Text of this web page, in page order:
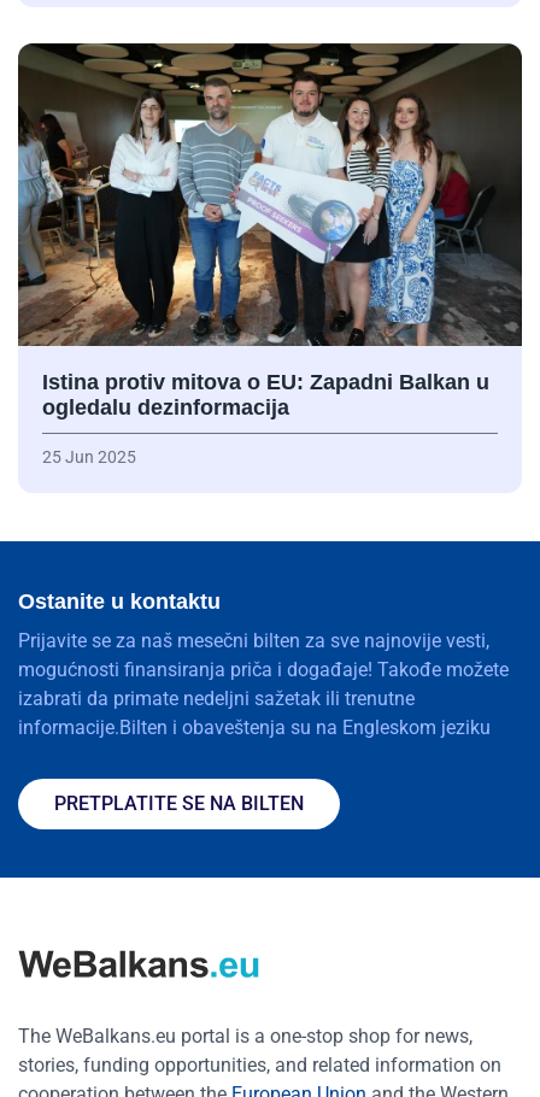
Istina protiv mitova o EU: Zapadni Balkan u
ogledalu dezinformacija
25 Jun 2025
Ostanite u kontaktu
Prijavite se za naš mesečni bilten za sve najnovije vesti,
mogućnosti finansiranja priča i događaje! Takođe možete
izabrati da primate nedeljni sažetak ili trenutne
informacije.Bilten i obaveštenja su na Engleskom jeziku
PRETPLATITE SE NA BILTEN
The WeBalkans.eu portal is a one-stop shop for news,
stories, funding opportunities, and related information on